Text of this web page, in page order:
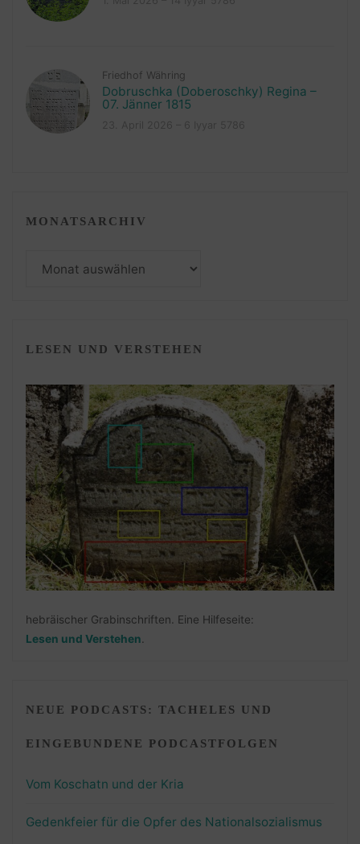
Friedhof Währing
Dobruschka (Doberoschky) Regina –
07. Jänner 1815
MONATSARCHIV
LESEN UND VERSTEHEN
hebräischer Grabinschriften. Eine Hilfeseite:
Lesen und Verstehen
NEUE PODCASTS: TACHELES UND
EINGEBUNDENE PODCASTFOLGEN
Vom Koschatn und der Kria
Gedenkfeier für die Opfer des Nationalsozialismus